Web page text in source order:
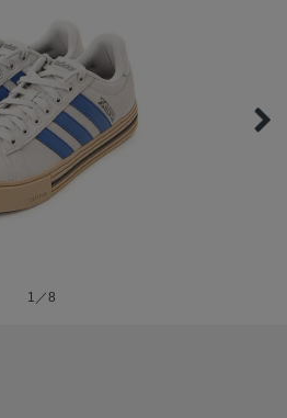
1／8